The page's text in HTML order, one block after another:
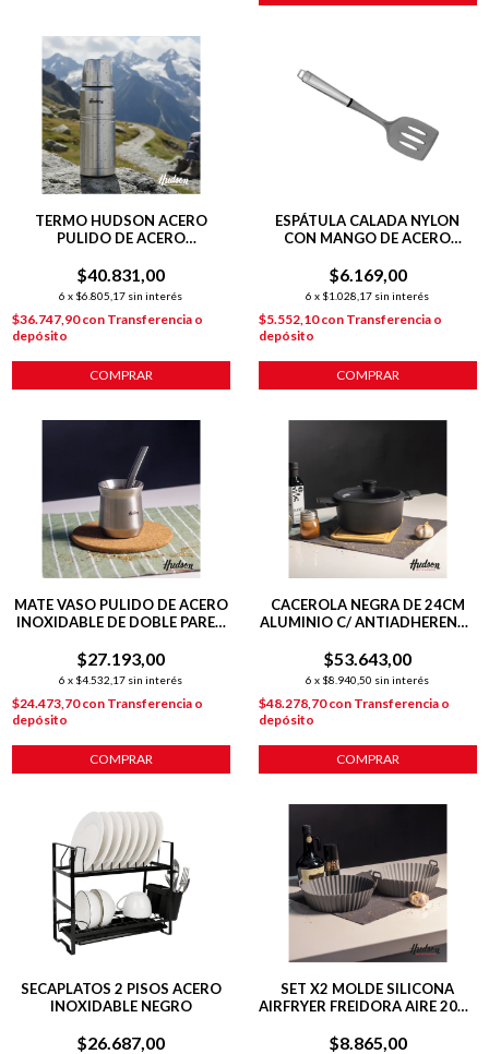
TERMO HUDSON ACERO
PULIDO DE ACERO
$40.831,00
6 x $6.805,17 sin interés
$36.747,90con Transferencia o
depósito
COMPRAR
ESPÁTULA CALADA NYLON
CON MANGO DE ACERO
$6.169,00
6 x $1.028,17 sin interés
$5.552,10con Transferencia o
depósito
COMPRAR
MATE VASO PULIDO DE ACERO
INOXIDABLE DE DOBLE PARED
$27.193,00
6 x $4.532,17 sin interés
$24.473,70con Transferencia o
depósito
COMPRAR
CACEROLA NEGRA DE 24CM
ALUMINIO C/ ANTIADHERENTE
$53.643,00
6 x $8.940,50 sin interés
$48.278,70con Transferencia o
depósito
COMPRAR
SECAPLATOS 2 PISOS ACERO
INOXIDABLE NEGRO
$26.687,00
SET X2 MOLDE SILICONA
AIRFRYER FREIDORA AIRE 20X6
$8.865,00